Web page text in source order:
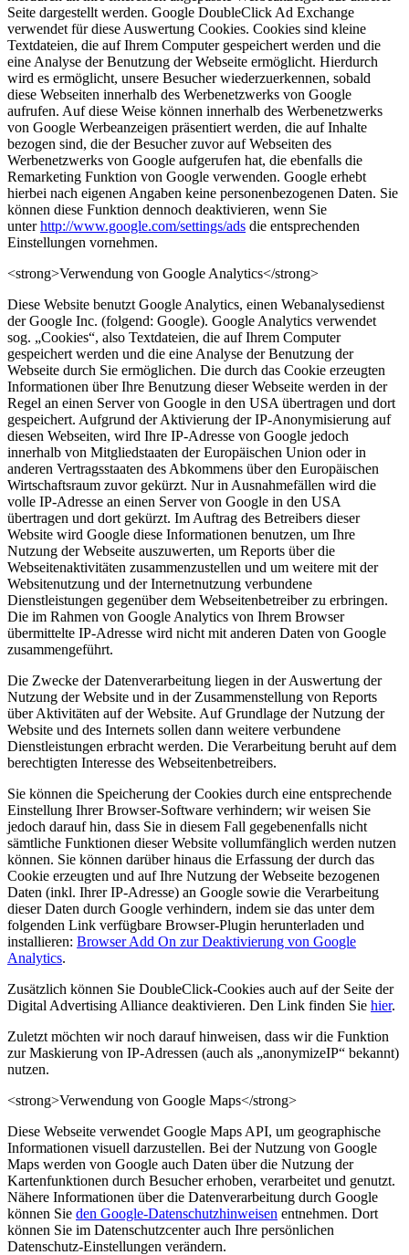
Seite dargestellt werden. Google DoubleClick Ad Exchange
verwendet für diese Auswertung Cookies. Cookies sind kleine
Textdateien, die auf Ihrem Computer gespeichert werden und die
eine Analyse der Benutzung der Webseite ermöglicht. Hierdurch
wird es ermöglicht, unsere Besucher wiederzuerkennen, sobald
diese Webseiten innerhalb des Werbenetzwerks von Google
aufrufen. Auf diese Weise können innerhalb des Werbenetzwerks
von Google Werbeanzeigen präsentiert werden, die auf Inhalte
bezogen sind, die der Besucher zuvor auf Webseiten des
Werbenetzwerks von Google aufgerufen hat, die ebenfalls die
Remarketing Funktion von Google verwenden. Google erhebt
hierbei nach eigenen Angaben keine personenbezogenen Daten. Sie
können diese Funktion dennoch deaktivieren, wenn Sie
unterhttp://www.google.com/settings/ads die entsprechenden
Einstellungen vornehmen.
<strong>Verwendung von Google Analytics</strong>
Diese Website benutzt Google Analytics, einen Webanalysedienst
der Google Inc. (folgend: Google). Google Analytics verwendet
sog. „Cookies“, also Textdateien, die auf Ihrem Computer
gespeichert werden und die eine Analyse der Benutzung der
Webseite durch Sie ermöglichen. Die durch das Cookie erzeugten
Informationen über Ihre Benutzung dieser Webseite werden in der
Regel an einen Server von Google in den USA übertragen und dort
gespeichert. Aufgrund der Aktivierung der IP-Anonymisierung auf
diesen Webseiten, wird Ihre IP-Adresse von Google jedoch
innerhalb von Mitgliedstaaten der Europäischen Union oder in
anderen Vertragsstaaten des Abkommens über den Europäischen
Wirtschaftsraum zuvor gekürzt. Nur in Ausnahmefällen wird die
volle IP-Adresse an einen Server von Google in den USA
übertragen und dort gekürzt. Im Auftrag des Betreibers dieser
Website wird Google diese Informationen benutzen, um Ihre
Nutzung der Webseite auszuwerten, um Reports über die
Webseitenaktivitäten zusammenzustellen und um weitere mit der
Websitenutzung und der Internetnutzung verbundene
Dienstleistungen gegenüber dem Webseitenbetreiber zu erbringen.
Die im Rahmen von Google Analytics von Ihrem Browser
übermittelte IP-Adresse wird nicht mit anderen Daten von Google
zusammengeführt.
Die Zwecke der Datenverarbeitung liegen in der Auswertung der
Nutzung der Website und in der Zusammenstellung von Reports
über Aktivitäten auf der Website. Auf Grundlage der Nutzung der
Website und des Internets sollen dann weitere verbundene
Dienstleistungen erbracht werden. Die Verarbeitung beruht auf dem
berechtigten Interesse des Webseitenbetreibers.
Sie können die Speicherung der Cookies durch eine entsprechende
Einstellung Ihrer Browser-Software verhindern; wir weisen Sie
jedoch darauf hin, dass Sie in diesem Fall gegebenenfalls nicht
sämtliche Funktionen dieser Website vollumfänglich werden nutzen
können. Sie können darüber hinaus die Erfassung der durch das
Cookie erzeugten und auf Ihre Nutzung der Webseite bezogenen
Daten (inkl. Ihrer IP-Adresse) an Google sowie die Verarbeitung
dieser Daten durch Google verhindern, indem sie das unter dem
folgenden Link verfügbare Browser-Plugin herunterladen und
installieren: Browser Add On zur Deaktivierung von Google
Analytics.
Zusätzlich können Sie DoubleClick-Cookies auch auf der Seite der
Digital Advertising Alliance deaktivieren. Den Link finden Sie hier.
Zuletzt möchten wir noch darauf hinweisen, dass wir die Funktion
zur Maskierung von IP-Adressen (auch als „anonymizeIP“ bekannt)
nutzen.
<strong>Verwendung von Google Maps</strong>
Diese Webseite verwendet Google Maps API, um geographische
Informationen visuell darzustellen. Bei der Nutzung von Google
Maps werden von Google auch Daten über die Nutzung der
Kartenfunktionen durch Besucher erhoben, verarbeitet und genutzt.
Nähere Informationen über die Datenverarbeitung durch Google
können Sie den Google-Datenschutzhinweisen entnehmen. Dort
können Sie im Datenschutzcenter auch Ihre persönlichen
Datenschutz-Einstellungen verändern.